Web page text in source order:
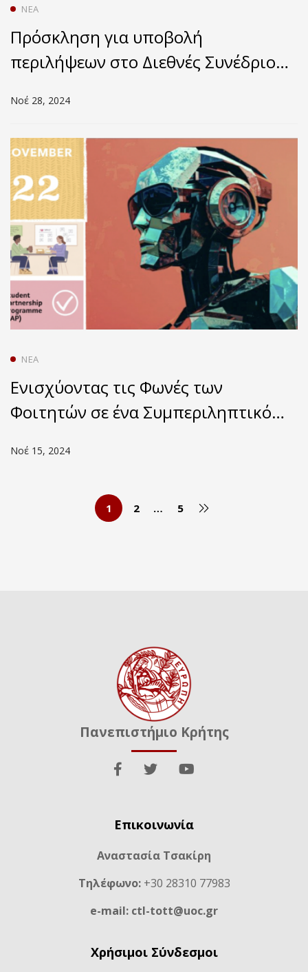
ΝΈΑ
Πρόσκληση για υποβολή
περιλήψεων στο Διεθνές Συνέδριο
Φοιτητοκεντρική Παιδαγωγική στην
Ανώτατη Εκπαίδευση
Νοέ 28, 2024
ΝΈΑ
Ενισχύοντας τις Φωνές των
Φοιτητών σε ένα Συμπεριληπτικό
Πρόγραμμα μέσω
Πολυτροπικότητας
Νοέ 15, 2024
1 2 … 5
Πανεπιστήμιο Κρήτης
Επικοινωνία
Αναστασία Τσακίρη
Τηλέφωνο:+30 28310 77983
e-mail: ctl-tott@uoc.gr
Χρήσιμοι Σύνδεσμοι